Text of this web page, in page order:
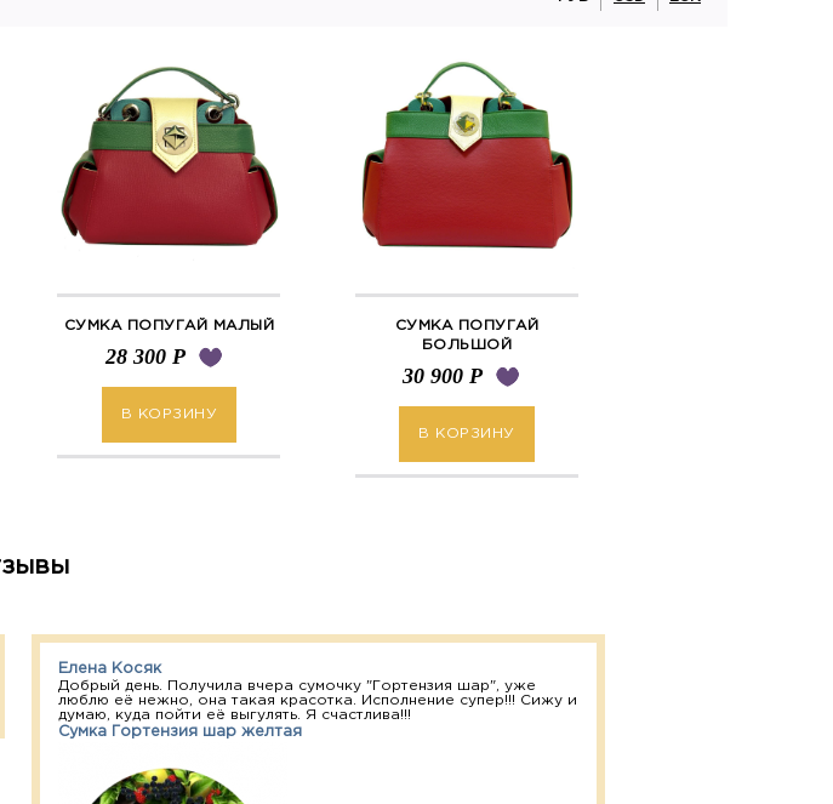
СУМКА ПОПУГАЙ МАЛЫЙ
28 300 Р
В КОРЗИНУ
СУМКА ПОПУГАЙ
БОЛЬШОЙ
30 900 Р
В КОРЗИНУ
Елена Косяк
Добрый день. Получила вчера сумочку "Гортензия шар", уже
люблю её нежно, она такая красотка. Исполнение супер!!! Сижу и
думаю, куда пойти её выгулять. Я счастлива!!!
Сумка Гортензия шар желтая